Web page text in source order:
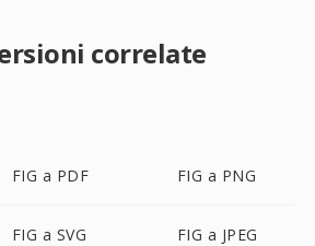
correlate
FIG a PDF FIG a PNG
FIG a SVG FIG a JPEG